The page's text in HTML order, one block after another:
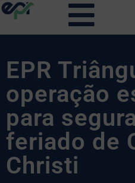
EPR
operação
para
feriado de
Christi